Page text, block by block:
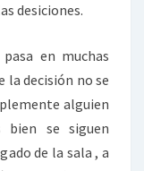
desiciones.
en muchas
la decisión no se
alguien
se siguen
de la sala , a